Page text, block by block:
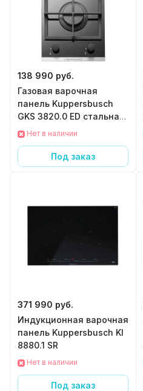
138 990 руб.
Газовая варочная
панель Kuppersbusch
GKS 3820.0 ED стальная
рамка
Нет в наличии
Под заказ
371 990 руб.
Индукционная варочная
панель Kuppersbusch KI
8880.1 SR
Нет в наличии
Под заказ